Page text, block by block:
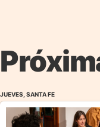
JUEVES, SANTA FE